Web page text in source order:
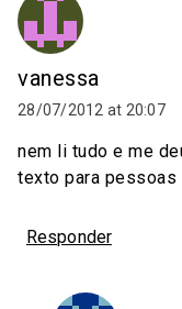
vanessa
28/07/2012 at 20:07
nem li tudo e me
texto para pessoas
Responder